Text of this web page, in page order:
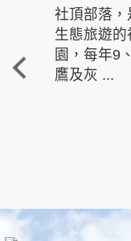
社頂部落，
生態旅遊
園，每年9
鷹及灰 ...